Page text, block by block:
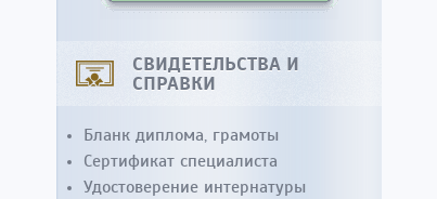
СВИДЕТЕЛЬСТВА И
СПРАВКИ
Бланк диплома, грамоты
Сертификат специалиста
Удостоверение интернатуры